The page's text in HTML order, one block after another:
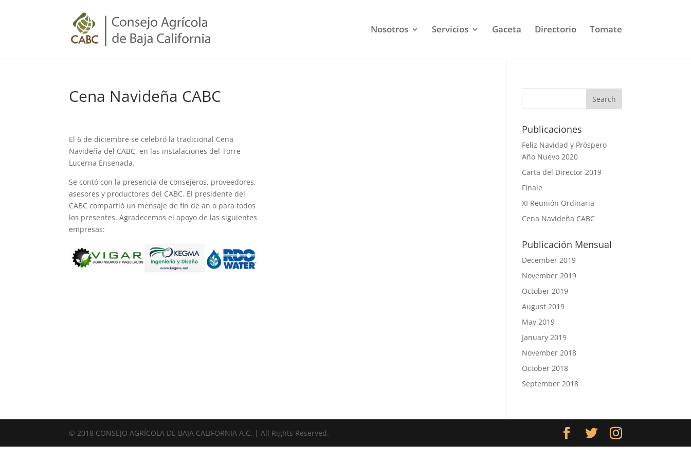
Nosotros Servicios Gaceta Directorio Tomate
Cena Navideña CABC
El 6 de diciembre se celebró la tradicional Cena
Navideña del CABC, en las instalaciones del Torre
Lucerna Ensenada.
Se contó con la presencia de consejeros, proveedores,
asesores y productores del CABC. El presidente del
CABC compartió un mensaje de fin de an o para todos
los presentes. Agradecemos el apoyo de las siguientes
empresas:
Publicaciones
Feliz Navidad y Próspero
Año Nuevo 2020
Carta del Director 2019
Finale
XI Reunión Ordinaria
Cena Navideña CABC
Publicación Mensual
December 2019
November 2019
October 2019
August 2019
May 2019
January 2019
November 2018
October 2018
September 2018
© 2018 CONSEJO AGRÍCOLA DE BAJA CALIFORNIA A.C. | All Rights Reserved.